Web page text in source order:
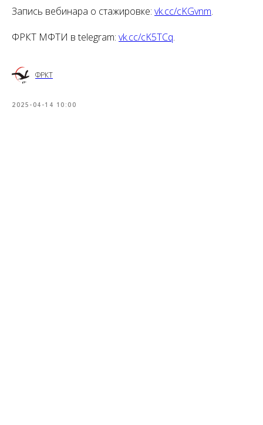
Запись вебинара о стажировке: vk.cc/cKGvnm.
ФРКТ МФТИ в telegram: vk.cc/cK5TCq.
ФРКТ
2025-04-14 10:00